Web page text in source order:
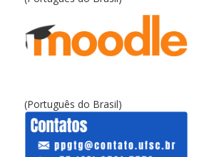
(Português do Brasil)